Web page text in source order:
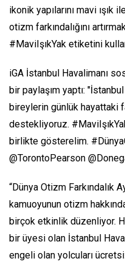
ikonik yapılarını mavi ışık
otizm farkındalığını
#MaviIşıkYak etiketini
iGA İstanbul Havalimanı
bir paylaşım yaptı:
bireylerin günlük hayattaki
destekliyoruz.
birlikte gösterelim.
@TorontoPearson
“Dünya Otizm Farkındalık
kamuoyunun otizm
birçok etkinlik düzenliyor.
bir üyesi olan İstanbul
engeli olan yolcuları